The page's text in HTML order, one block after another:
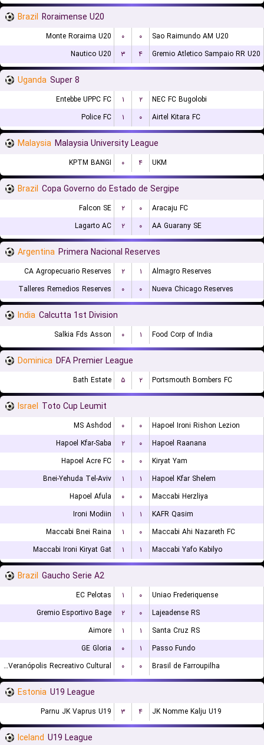
Brazil Roraimense U20
Monte Roraima U20 ۰ ۰
Sao Raimundo AM U20
Nautico U20
۳ ۴ Gremio Atletico Sampaio RR U20
Uganda Super 8
Entebbe UPPC FC ۱ ۲
NEC FC Bugolobi
Police FC
۱ ۰ Airtel Kitara FC
Malaysia Malaysia University League
KPTM BANGI ۰ ۴ UKM
Brazil Copa Governo do Estado de Sergipe
Falcon SE ۲ ۰
Aracaju FC
Lagarto AC
۲ ۰ AA Guarany SE
Argentina Primera Nacional Reserves
CA Agropecuario Reserves ۲ ۱
Almagro Reserves
Talleres Remedios Reserves
۰ ۰ Nueva Chicago Reserves
India Calcutta 1st Division
Salkia Fds Asson ۰ ۱ Food Corp of India
Dominica DFA Premier League
Bath Estate ۵ ۲ Portsmouth Bombers FC
Israel Toto Cup Leumit
MS Ashdod ۰ ۰
Hapoel Ironi Rishon Lezion
Hapoel Kfar-Saba
۲ ۰
Hapoel Raanana
Hapoel Acre FC
۰ ۰
Kiryat Yam
Bnei-Yehuda Tel-Aviv
۱ ۱
Hapoel Kfar Shelem
Hapoel Afula
۰ ۰
Maccabi Herzliya
Ironi Modiin
۱ ۱
KAFR Qasim
Maccabi Bnei Raina
۱ ۰
Maccabi Ahi Nazareth FC
Maccabi Ironi Kiryat Gat
۱ ۱ Maccabi Yafo Kabilyo
Brazil Gaucho Serie A2
EC Pelotas ۱ ۰
Uniao Frederiquense
Gremio Esportivo Bage
۲ ۰
Lajeadense RS
Aimore
۱ ۱
Santa Cruz RS
GE Gloria
۰ ۱
Passo Fundo
EC Veranópolis Recreativo Cultural
۰ ۰ Brasil de Farroupilha
Estonia U19 League
Parnu JK Vaprus U19 ۳ ۴ JK Nomme Kalju U19
Iceland U19 League